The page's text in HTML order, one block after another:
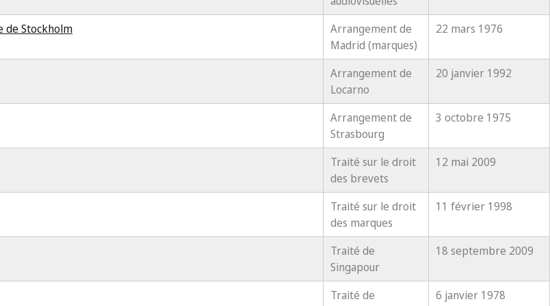
de Stockholm
Arrangement de
Madrid (marques)
22 mars 1976
Arrangement de
Locarno
20 janvier 1992
Arrangement de
Strasbourg
3 octobre 1975
Traité sur le droit
des brevets
12 mai 2009
Traité sur le droit
des marques
11 février 1998
Traité de
Singapour
18 septembre 2009
Traité de
6 janvier 1978